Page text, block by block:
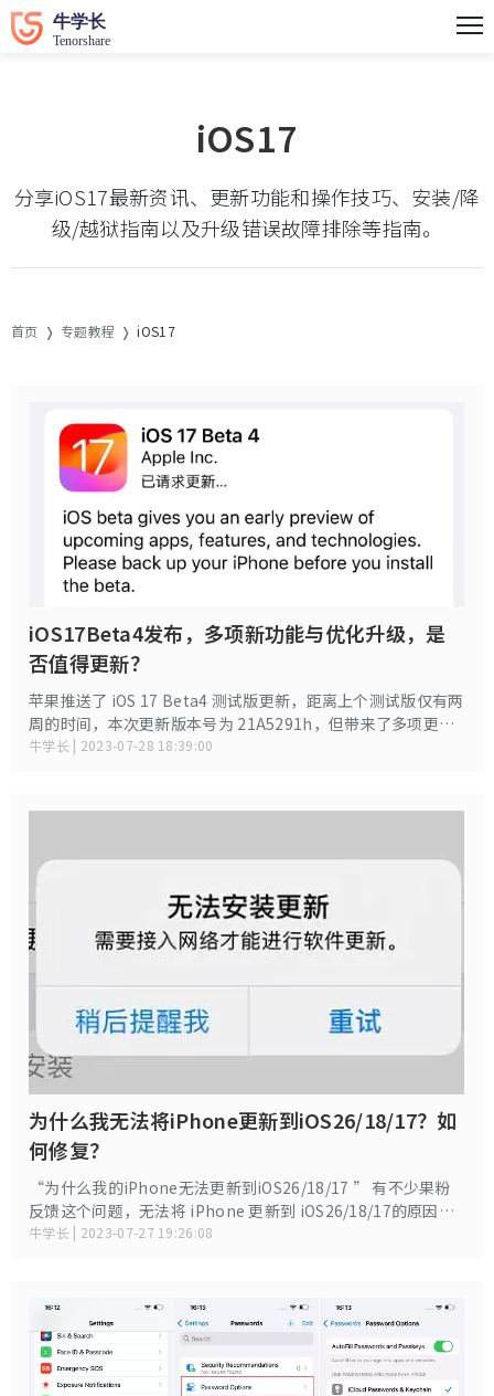
iOS17
分享iOS17最新资讯、更新功能和操作技巧、安装/降
级/越狱指南以及升级错误故障排除等指南。
首页 专题教程 iOS17
iOS17Beta4发布，多项新功能与优化升级，是
否值得更新？
苹果推送了 iOS 17 Beta4 测试版更新，距离上个测试版仅有两
周的时间，本次更新版本号为 21A5291h，但带来了多项更新
优化！
牛学长 | 2023-07-28 18:39:00
为什么我无法将iPhone更新到iOS26/18/17？如
何修复？
“为什么我的iPhone无法更新到iOS26/18/17 ” 有不少果粉
反馈这个问题，无法将 iPhone 更新到 iOS26/18/17的原因可
能有多种。以下是一些最常见的原因
牛学长 | 2023-07-27 19:26:08